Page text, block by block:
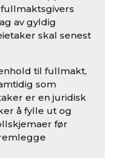
av gyldig
skal senest
til fullmakt,
som
er en juridisk
å fylle ut og
før